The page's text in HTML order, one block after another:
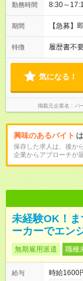
勤務時間 8:30～
期間 【急募】
特徴 履歴書不
気になる！
掲載元企業名 パ
興味のあるバイト
保存した求人は、後か
企業からアプローチが
未経験OK！
ーカーでエン
無期雇用派遣 職種
給与
時給1600